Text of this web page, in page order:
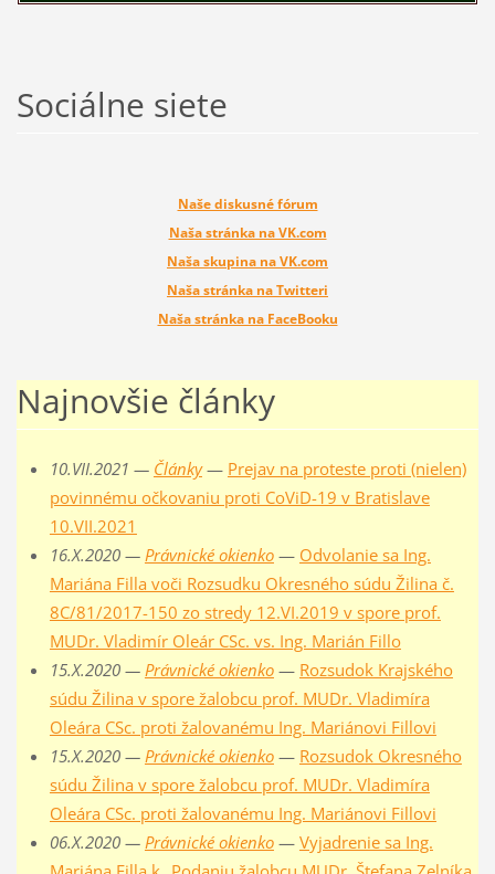
Sociálne siete
Naše diskusné fórum
Naša stránka na VK.com
Naša skupina na VK.com
Naša stránka na Twitteri
Naša stránka na FaceBooku
Najnovšie články
10.VII.2021 — Články— Prejav na proteste proti (nielen)
povinnému očkovaniu proti CoViD-19 v Bratislave
10.VII.2021
16.X.2020 — Právnické okienko— Odvolanie sa Ing.
Mariána Filla voči Rozsudku Okresného súdu Žilina č.
8C/81/2017-150 zo stredy 12.VI.2019 v spore prof.
MUDr. Vladimír Oleár CSc. vs. Ing. Marián Fillo
15.X.2020 — Právnické okienko— Rozsudok Krajského
súdu Žilina v spore žalobcu prof. MUDr. Vladimíra
Oleára CSc. proti žalovanému Ing. Mariánovi Fillovi
15.X.2020 — Právnické okienko— Rozsudok Okresného
súdu Žilina v spore žalobcu prof. MUDr. Vladimíra
Oleára CSc. proti žalovanému Ing. Mariánovi Fillovi
06.X.2020 — Právnické okienko— Vyjadrenie sa Ing.